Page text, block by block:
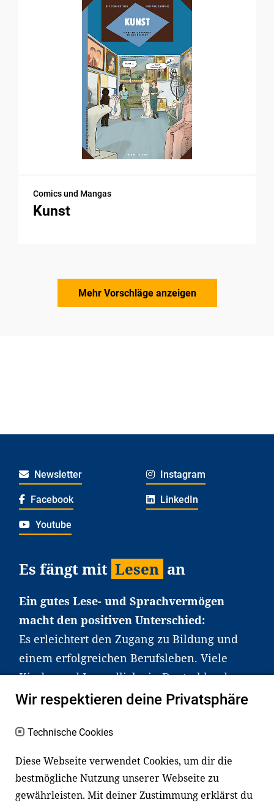
Comics und Mangas
Kunst
Mehr Vorschläge anzeigen
Newsletter Instagram
Facebook LinkedIn
Youtube
Es fängt mit Lesen an
Ein gutes Lese- und Sprachvermögen
macht den positiven Unterschied:
Es erleichtert den Zugang zu Bildung und
einem erfolgreichen Berufsleben. Viele
Kinder und Jugendliche in Deutschland
haben aber große Schwierigkeiten dabei.
an Familien sowie an Erzieher*innen,
Lehrer*innen und andere
Fachexpert*innen. Dafür arbeiten wir eng
mit Ministerien, wissenschaftlichen
Wir respektieren deine Privatsphäre
Technische Cookies
Diese Webseite verwendet Cookies, um dir die
bestmögliche Nutzung unserer Webseite zu
gewährleisten. Mit deiner Zustimmung erklärst du